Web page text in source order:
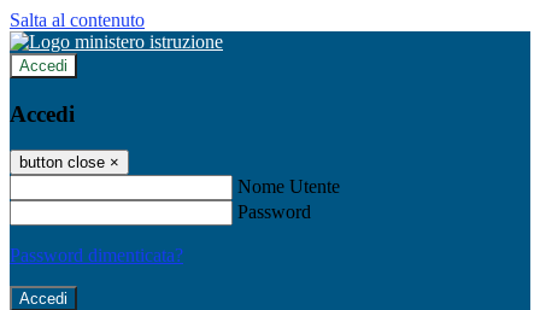
Salta al contenuto
Accedi
Accedi
button close ×
Nome Utente
Password
Password dimenticata?